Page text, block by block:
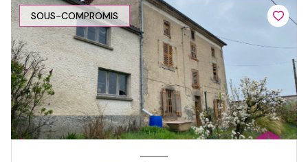
SOUS-COMPROMIS